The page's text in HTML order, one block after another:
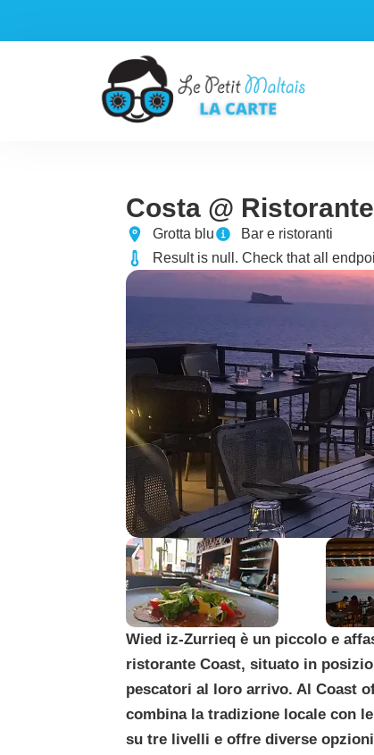
Costa @
Grotta blu
Bar e ristoranti
Result is null. Check that all
Wied iz-Zurrieq è un piccolo e
ristorante Coast, situato in
pescatori al loro arrivo. Al Coast
combina la tradizione locale con
su tre livelli e offre diverse